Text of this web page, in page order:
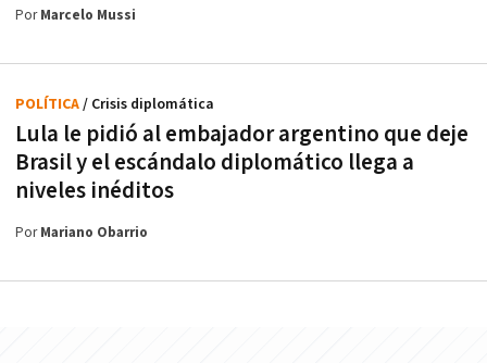
PorMarcelo Mussi
Lula le pidió al embajador argentino que deje
Brasil y el escándalo diplomático llega a
niveles inéditos
POLÍTICA/ Crisis diplomática
PorMariano Obarrio